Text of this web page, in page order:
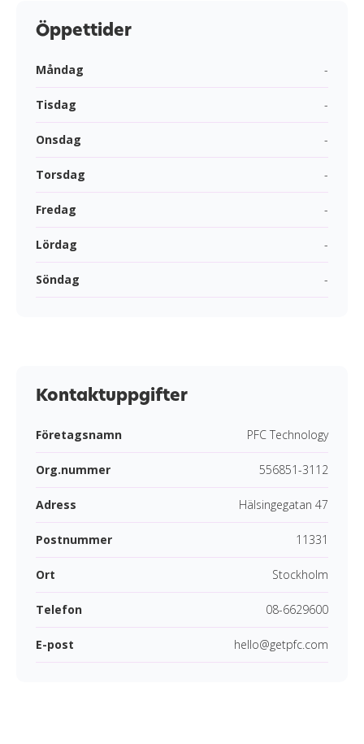
Öppettider
Måndag -
Tisdag -
Onsdag -
Torsdag -
Fredag -
Lördag -
Söndag -
Kontaktuppgifter
Företagsnamn PFC Technology
Org.nummer 556851-3112
Adress Hälsingegatan 47
Postnummer 11331
Ort Stockholm
Telefon 08-6629600
E-post hello@getpfc.com